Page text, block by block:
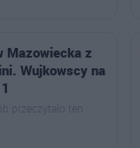
Mazowiecka z
Wujkowscy na
przeczytało ten